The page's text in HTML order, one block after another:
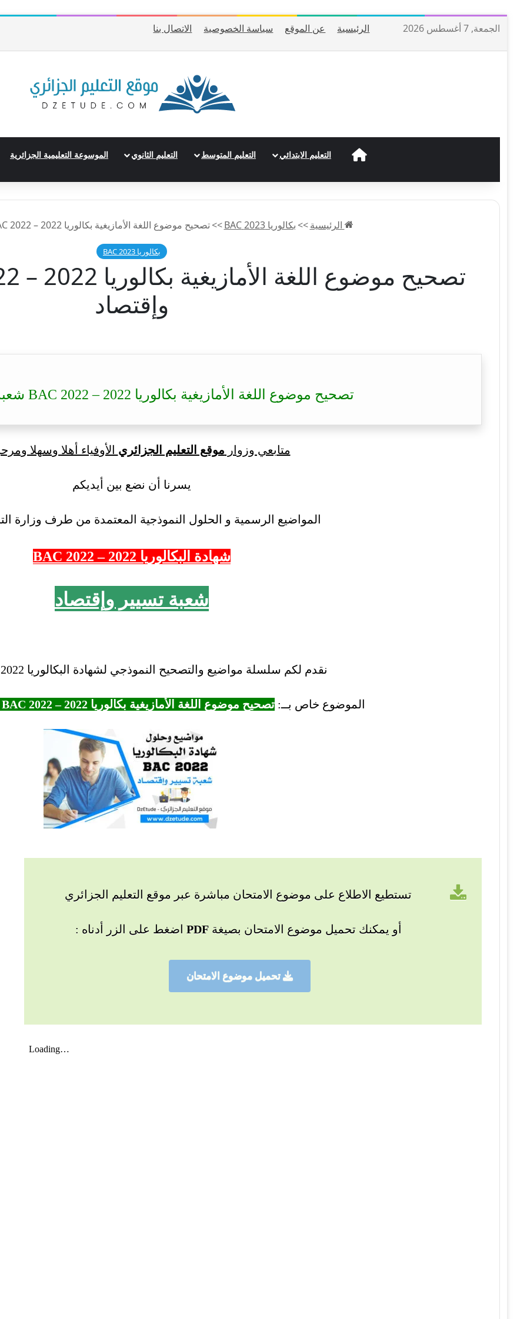
الجمعة, 7 أغسطس 2026 الرئيسية عن الموقع سياسة الخصوصية الاتصال بنا
الرئيسيةالتعليم الابتدائي التعليم المتوسط التعليم الثانوي الموسوعة التعليمية الجزائرية
الرئيسية >>بكالوريا 2023 BAC >>تصحيح موضوع اللغة الأمازيغية بكالوريا 2022 – BAC 2022 شعبة تسيير وإقتصاد
بكالوريا 2023 BAC
وإقتصاد
تصحيح موضوع اللغة الأمازيغية بكالوريا 2022 – BAC 2022 شعبة تسيير وإقتصاد
متابعي وزوار موقع التعليم الجزائري الأوفياء أهلا وسهلا
يسرنا أن نضع بين أيديكم
المواضيع الرسمية و الحلول النموذجية المعتمدة من طرف وزارة
شهادة البكالوريا 2022 – 2022 BAC
شعبة تسيير وإقتصاد
نقدم لكم سلسلة مواضيع والتصحيح النموذجي لشهادة البكالوريا 2022 – BAC 2022.
الموضوع خاص بــ:تصحيح موضوع اللغة الأمازيغية بكالوريا 2022 – BAC 2022 شعبة تسيير وإقتصاد
تستطيع الاطلاع على موضوع الامتحان مباشرة عبر موقع التعليم الجزائري
أو يمكنك تحميل موضوع الامتحان بصيغةPDF اضغط على الزر أدناه :
تحميل موضوع الامتحان